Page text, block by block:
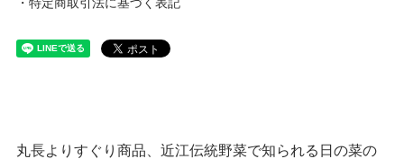
丸長よりすぐり商品、近江伝統野菜で知られる日の菜の